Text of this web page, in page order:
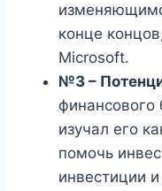
конце
Microsoft.
№3 –
изучал его
помочь
инвестиции и